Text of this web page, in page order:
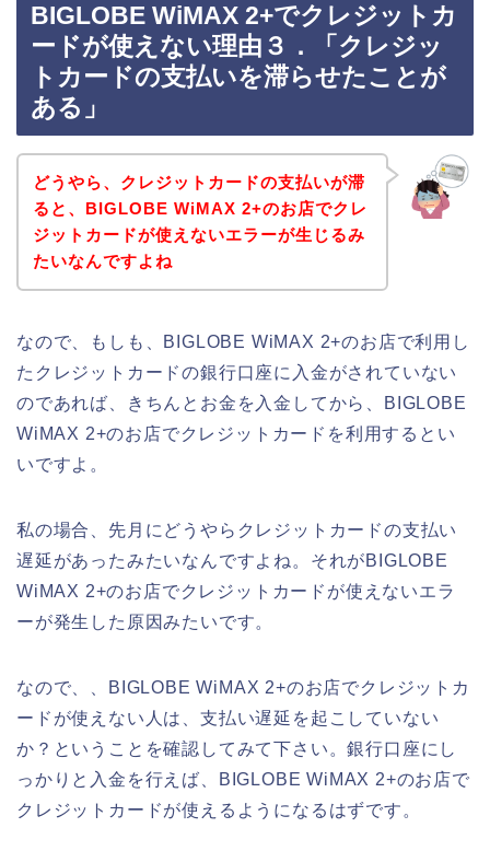
BIGLOBE WiMAX 2+でクレジットカ
ードが使えない理由３．「クレジッ
トカードの支払いを滞らせたことが
ある」
どうやら、クレジットカードの支払いが滞
ると、BIGLOBE WiMAX 2+のお店でクレ
ジットカードが使えないエラーが生じるみ
たいなんですよね
なので、もしも、BIGLOBE WiMAX 2+のお店で利用し
たクレジットカードの銀行口座に入金がされていない
のであれば、きちんとお金を入金してから、BIGLOBE
WiMAX 2+のお店でクレジットカードを利用するとい
いですよ。
私の場合、先月にどうやらクレジットカードの支払い
遅延があったみたいなんですよね。それがBIGLOBE
WiMAX 2+のお店でクレジットカードが使えないエラ
ーが発生した原因みたいです。
なので、、BIGLOBE WiMAX 2+のお店でクレジットカ
ードが使えない人は、支払い遅延を起こしていない
か？ということを確認してみて下さい。銀行口座にし
っかりと入金を行えば、BIGLOBE WiMAX 2+のお店で
クレジットカードが使えるようになるはずです。